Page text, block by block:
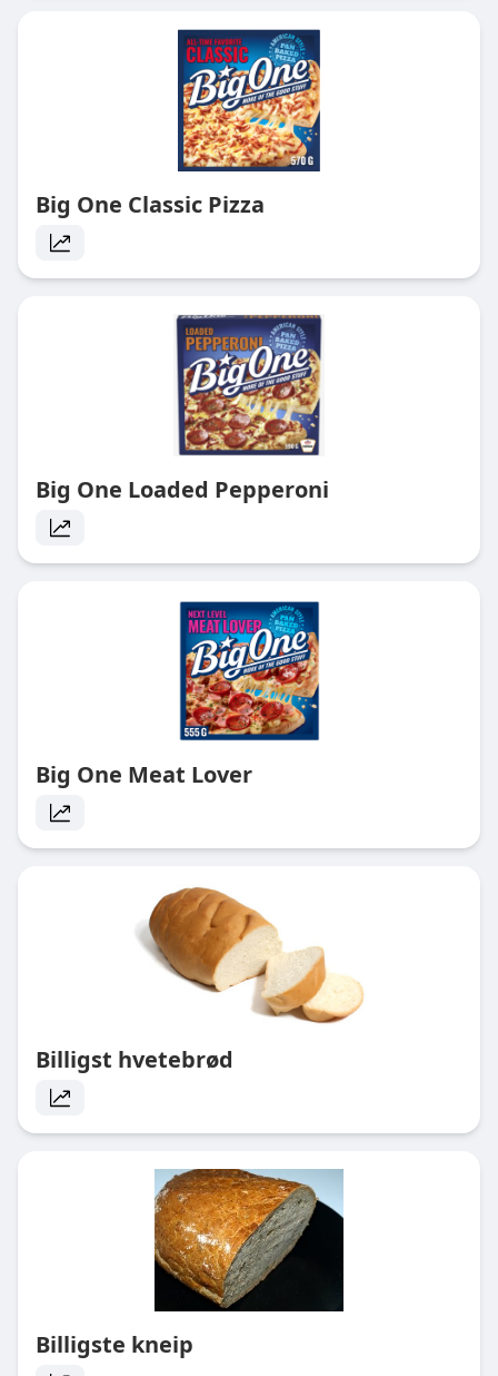
Big One Classic Pizza
Big One Loaded Pepperoni
Big One Meat Lover
Billigst hvetebrød
Billigste kneip